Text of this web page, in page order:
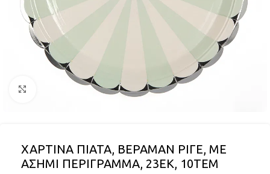
Click to enlarge
ΧΑΡΤΙΝΑ ΠΙΑΤΑ, ΒΕΡΑΜΑΝ ΡΙΓΕ, ΜΕ
ΑΣΗΜΙ ΠΕΡΙΓΡΑΜΜΑ, 23ΕΚ, 10ΤΕΜ